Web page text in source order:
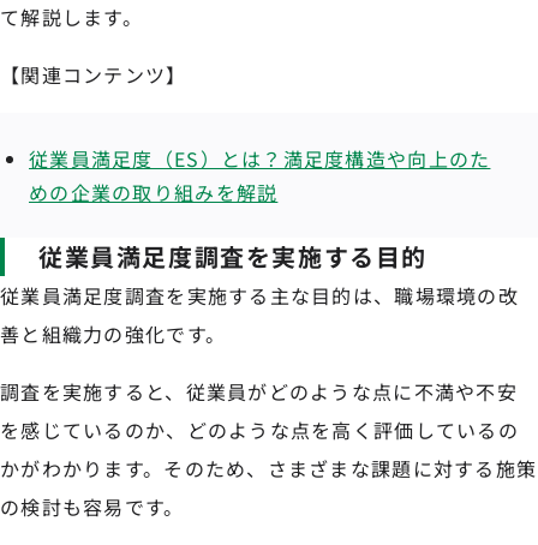
て解説します。
【関連コンテンツ】
従業員満足度（ES）とは？満足度構造や向上のた
めの企業の取り組みを解説
従業員満足度調査を実施する目的
従業員満足度調査を実施する主な目的は、職場環境の改
善と組織力の強化です。
調査を実施すると、従業員がどのような点に不満や不安
を感じているのか、どのような点を高く評価しているの
かがわかります。そのため、さまざまな課題に対する施策
の検討も容易です。